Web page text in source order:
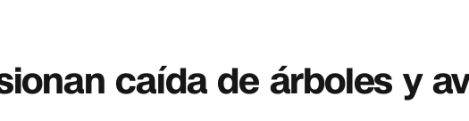
caída de árboles y